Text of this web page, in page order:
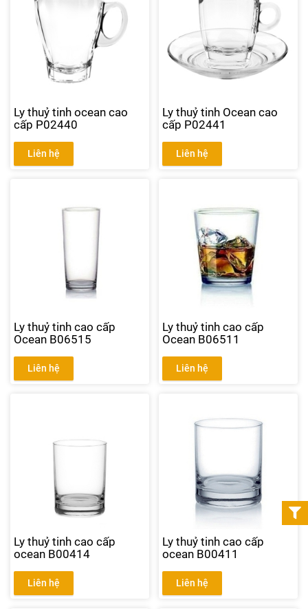
Ly thuỷ tinh ocean cao
cấp P02440
Liên hệ
Ly thuỷ tinh Ocean cao
cấp P02441
Liên hệ
Ly thuỷ tinh cao cấp
Ocean B06515
Liên hệ
Ly thuỷ tinh cao cấp
Ocean B06511
Liên hệ
Ly thuỷ tinh cao cấp
ocean B00414
Liên hệ
Ly thuỷ tinh cao cấp
ocean B00411
Liên hệ